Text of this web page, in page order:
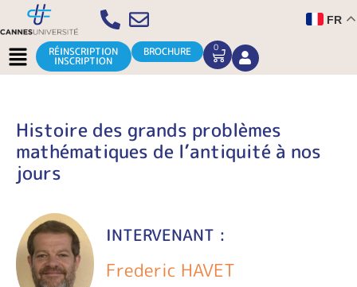
Aller
au
contenu
FR
Menu RÉINSCRIPTION
INSCRIPTION
BROCHURE 0
CART
Histoire des grands problèmes
mathématiques de l’antiquité à nos
jours
INTERVENANT :
Frederic HAVET